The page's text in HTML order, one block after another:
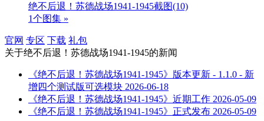
绝不后退！苏德战场1941-1945截图(10)
1个图集 »
官网 专区 下载 礼包
关于绝不后退！苏德战场1941-1945的新闻
《绝不后退！苏德战场1941-1945》版本更新 - 1.1.0 - 新
增四个测试版可选模块 2026-06-18
《绝不后退！苏德战场1941-1945》近期工作 2026-05-09
《绝不后退！苏德战场1941-1945》正式发布 2026-05-09